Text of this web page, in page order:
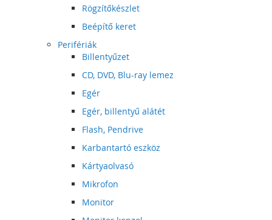
Rögzítőkészlet
Beépítő keret
Perifériák
Billentyűzet
CD, DVD, Blu-ray lemez
Egér
Egér, billentyű alátét
Flash, Pendrive
Karbantartó eszköz
Kártyaolvasó
Mikrofon
Monitor